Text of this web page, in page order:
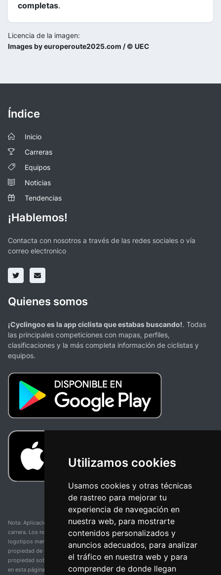
Utilizamos cookies
Usamos cookies y otras técnicas
de rastreo para mejorar tu
experiencia de navegación en
nuestra web, para mostrarte
contenidos personalizados y
anuncios adecuados, para analizar
el tráfico en nuestra web y para
comprender de donde llegan
completas.
Licencia de la imagen:
Images by europeroute2025.com / © UEC
Índice
Inicio
Carreras
Equipos
Noticias
Tendencias
¡Hablemos!
Contacta con nosotros a través de las redes sociales o vía
correo electronico
Quienes somos
¡Cyclingoo es la app ciclista que estabas buscando!. Todas
las principales competiciones con mapas, perfiles,
clasificaciones y la más completa información de ciclistas y
equipos.
Nota: Aplicación y web no oficial y no relacionada con ninguna organización o
carrera. Los nombres de equipos, competiciones, marcas comerciales y
logotipos mencionados en esta página de resultados de ciclismo son
propiedad de sus respectivos dueños. No tenemos afiliación, patrocinio ni
propiedad sobre estas marcas comerciales. Toda la información proporcionada
en esta página se presenta únicamente con fines informativos y para la